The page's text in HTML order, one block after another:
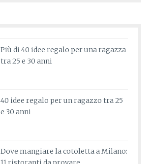
Più di 40 idee regalo per una ragazza
tra 25 e 30 anni
40 idee regalo per un ragazzo tra 25
e 30 anni
Dove mangiare la cotoletta a Milano: